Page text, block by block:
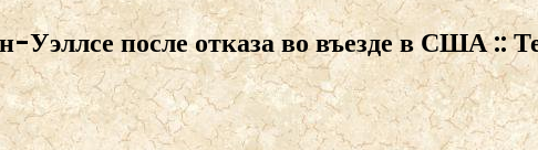
Уэллсе после отказа во въезде в США ::